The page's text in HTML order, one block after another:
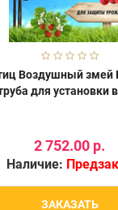
Воздушный
для установки
2 752.00 р.
Наличие:
ЗАКАЗАТЬ